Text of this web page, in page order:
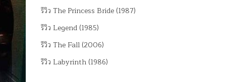
รีวิว The Princess Bride (1987)
รีวิว Legend (1985)
รีวิว The Fall (2006)
รีวิว Labyrinth (1986)